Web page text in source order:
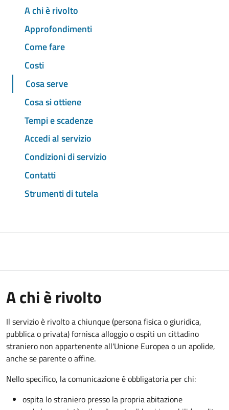
A chi è rivolto
Approfondimenti
Come fare
Costi
Cosa serve
Cosa si ottiene
Tempi e scadenze
Accedi al servizio
Condizioni di servizio
Contatti
Strumenti di tutela
A chi è rivolto
Il servizio è rivolto a chiunque (persona fisica o giuridica,
pubblica o privata) fornisca alloggio o ospiti un cittadino
straniero non appartenente all'Unione Europea o un apolide,
anche se parente o affine.
Nello specifico, la comunicazione è obbligatoria per chi:
ospita lo straniero presso la propria abitazione